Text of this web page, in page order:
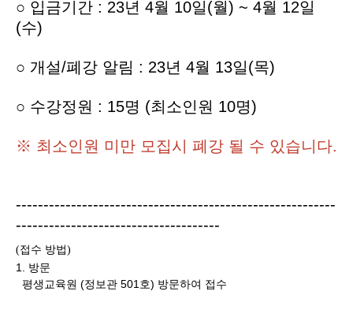
○ 입금기간 : 23년 4월 10일(월) ~ 4월 12일
(수)
○ 개설/폐강 알림 : 23년 4월 13일(목)
○ 수강정원 : 15명 (최소인원 10명)
※ 최소인원 미만 모집시 폐강 될 수 있습니다.
----------------------------------------------------------
-------------------------------------
(접수 방법)
1. 방문
평생교육원 (정보관 501호) 방문하여 접수